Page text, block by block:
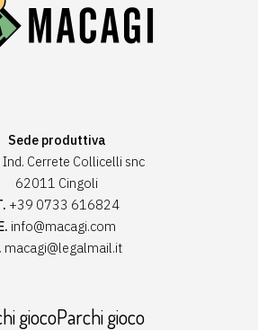
Sede produttiva
Cerrete Collicelli snc
62011 Cingoli
+39 0733 616824
info@macagi.com
macagi@legalmail.it
giocoParchi gioco